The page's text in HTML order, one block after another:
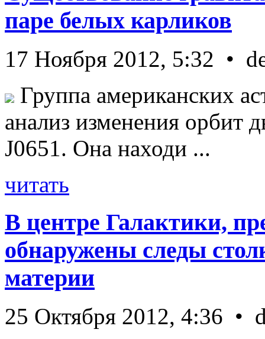
паре белых карликов
17 Ноября 2012, 5:32 •
Группа американских
анализ изменения орбит
J0651. Она находи ...
читать
В центре Галактики,
обнаружены следы
материи
25 Октября 2012, 4:36 •